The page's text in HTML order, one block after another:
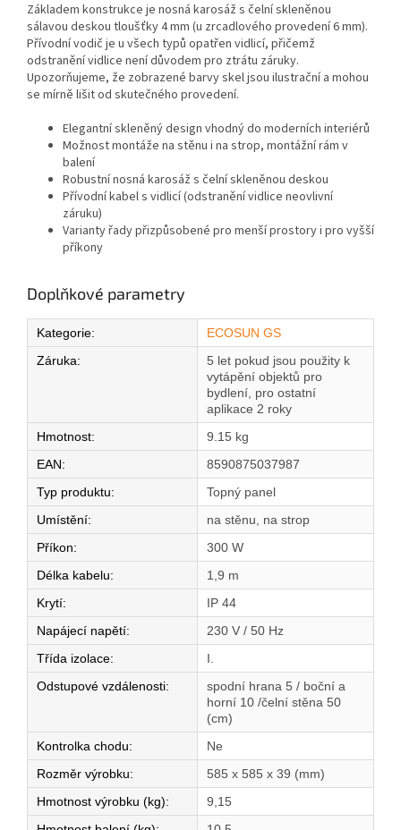
Základem konstrukce je nosná karosáž s čelní skleněnou
sálavou deskou tloušťky 4 mm (u zrcadlového provedení 6 mm).
Přívodní vodič je u všech typů opatřen vidlicí, přičemž
odstranění vidlice není důvodem pro ztrátu záruky.
Upozorňujeme, že zobrazené barvy skel jsou ilustrační a mohou
se mírně lišit od skutečného provedení.
Elegantní skleněný design vhodný do moderních interiérů
Možnost montáže na stěnu i na strop, montážní rám v
balení
Robustní nosná karosáž s čelní skleněnou deskou
Přívodní kabel s vidlicí (odstranění vidlice neovlivní
záruku)
Varianty řady přizpůsobené pro menší prostory i pro vyšší
příkony
Doplňkové parametry
Kategorie:
ECOSUN GS
Záruka:
5 let pokud jsou použity k
vytápění objektů pro
bydlení, pro ostatní
aplikace 2 roky
Hmotnost:
9.15 kg
EAN:
8590875037987
Typ produktu:
Topný panel
Umístění:
na stěnu, na strop
Příkon:
300 W
Délka kabelu:
1,9 m
Krytí:
IP 44
Napájecí napětí:
230 V / 50 Hz
Třída izolace:
I.
Odstupové vzdálenosti:
spodní hrana 5 / boční a
horní 10 /čelní stěna 50
(cm)
Kontrolka chodu:
Ne
Rozměr výrobku:
585 x 585 x 39 (mm)
Hmotnost výrobku (kg):
9,15